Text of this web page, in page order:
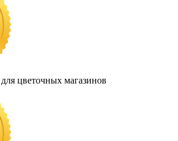
цветочных магазинов